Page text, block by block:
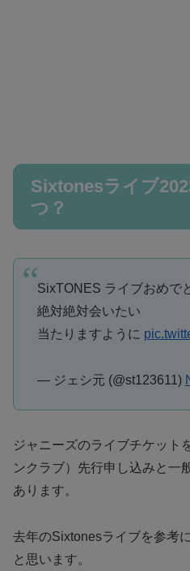
Sixtonesライブ
つ？
SixTONES ライブおめで
絶対絶対会いたい
当たりますように
— ジェシ元 (@st123611)
ジャニーズのライブチケット
ンクラブ）先行申し込みと一
あります。
去年のSixtonesライブを参考
と思います。